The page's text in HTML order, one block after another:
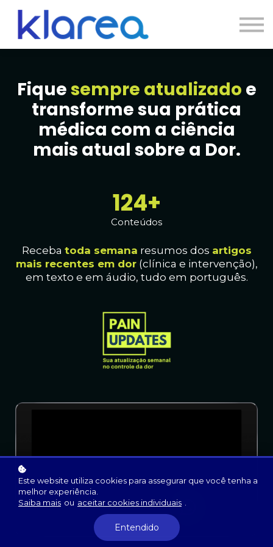
Contato
Cursos
Entrar
Fiquesempre atualizado e
transforme sua prática
médica com a ciência
mais atual sobre a Dor.
126+
Conteúdos
Receba toda semana resumos dos artigos
mais recentes em dor(clínica e intervenção),
em texto e em áudio, tudo em português.
Este website utiliza cookies para assegurar que você tenha a
melhor experiência.
Saiba mais ou aceitar cookies individuais
Entendido